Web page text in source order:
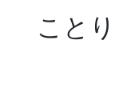
ことり